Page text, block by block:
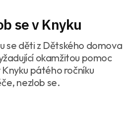
se v Knyku
se děti z Dětského domova
okamžitou pomoc
pátého ročníku
nezlob se.